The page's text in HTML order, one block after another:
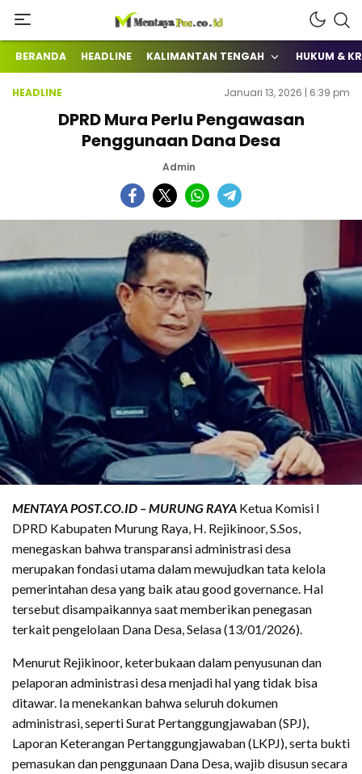
mentayapos.co.id
Terkini Mengabarkan
BERANDA HEADLINE KALIMANTAN TENGAH HUKUM &
HEADLINE Januari 13, 2026 | 6:39 pm
DPRD Mura Perlu Pengawasan
Penggunaan Dana Desa
Admin
MENTAYA POST.CO.ID – MURUNG RAYA Ketua Komisi I
DPRD Kabupaten Murung Raya, H. Rejikinoor, S.Sos,
menegaskan bahwa transparansi administrasi desa
merupakan fondasi utama dalam mewujudkan tata kelola
pemerintahan desa yang baik atau good governance. Hal
tersebut disampaikannya saat memberikan penegasan
terkait pengelolaan Dana Desa, Selasa (13/01/2026).
Menurut Rejikinoor, keterbukaan dalam penyusunan dan
pelaporan administrasi desa menjadi hal yang tidak bisa
ditawar. Ia menekankan bahwa seluruh dokumen
administrasi, seperti Surat Pertanggungjawaban (SPJ),
Laporan Keterangan Pertanggungjawaban (LKPJ), serta bukti
pemasukan dan penggunaan Dana Desa, wajib disusun secara